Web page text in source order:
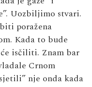
Uozbiljimo stvari.
poražena
Kada to bude
isčiliti. Znam bar
Crnom
nje onda kada